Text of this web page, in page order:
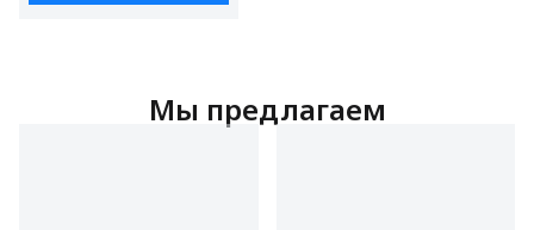
Мы предлагаем